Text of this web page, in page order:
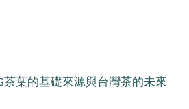
茶葉的基礎來源與台灣茶的未來